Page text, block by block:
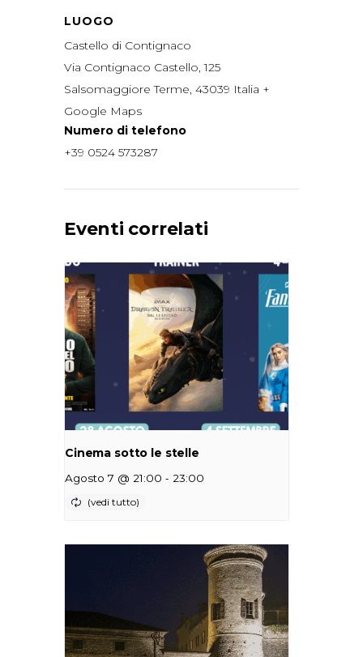
LUOGO
Castello di Contignaco
Via Contignaco Castello, 125
Salsomaggiore Terme, 43039 Italia +
Google Maps
Numero di telefono
+39 0524 573287
Eventi correlati
Cinema sotto le stelle
Agosto 7 @ 21:00 - 23:00